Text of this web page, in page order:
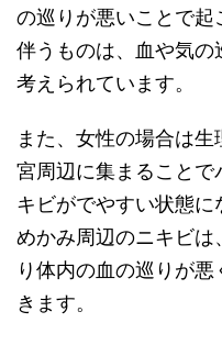
の巡りが悪いことで起
伴うものは、血や気の
考えられています。
また、女性の場合は
宮周辺に集まることで
キビがでやすい状態に
めかみ周辺のニキビは
り体内の血の巡りが
きます。